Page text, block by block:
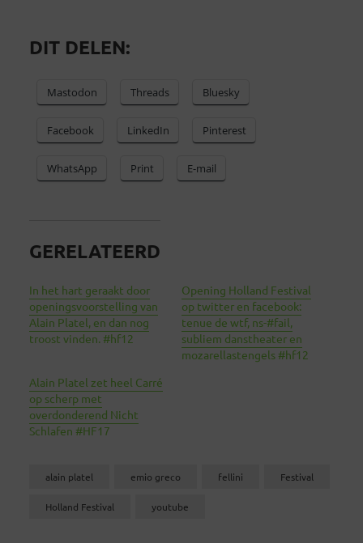
DIT DELEN:
Mastodon Threads Bluesky
Facebook LinkedIn Pinterest
WhatsApp Print E-mail
GERELATEERD
In het hart geraakt door
openingsvoorstelling van
Alain Platel, en dan nog
troost vinden. #hf12
Opening Holland Festival
op twitter en facebook:
tenue de wtf, ns-#fail,
subliem danstheater en
mozarellastengels #hf12
Alain Platel zet heel Carré
op scherp met
overdonderend Nicht
Schlafen #HF17
alain platel emio greco fellini Festival
Holland Festival youtube